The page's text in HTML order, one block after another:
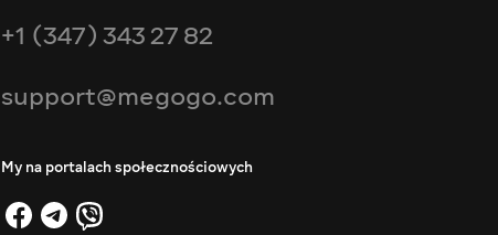
+1 (347) 343 27 82
support@megogo.com
My na portalach społecznościowych